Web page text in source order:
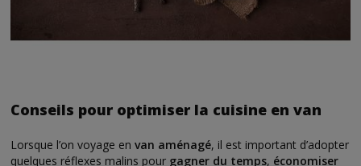
Conseils pour optimiser la cuisine en van
Lorsque l’on voyage envan aménagé, il est important d’adopter
quelques réflexes malins pour gagner du temps, économiser